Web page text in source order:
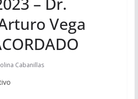
Vega
Cabanillas